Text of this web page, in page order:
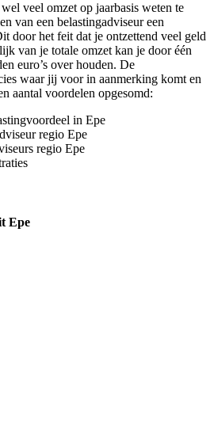
veel omzet op jaarbasis weten te
van een belastingadviseur een
door het feit dat je ontzettend veel geld
van je totale omzet kan je door één
euro’s over houden. De
waar jij voor in aanmerking komt en
aantal voordelen opgesomd:
in Epe
regio Epe
regio Epe
Epe